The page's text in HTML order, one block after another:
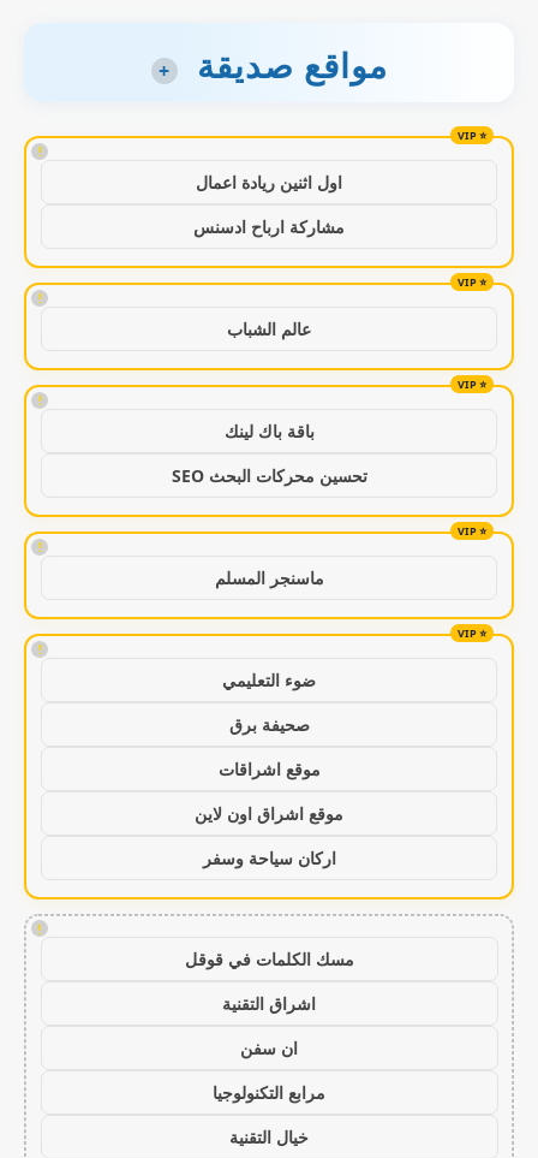
مواقع صديقة +
!
اول اثنين ريادة اعمال
مشاركة ارباح ادسنس
!
عالم الشباب
!
باقة باك لينك
تحسين محركات البحث SEO
!
ماسنجر المسلم
!
ضوء التعليمي
صحيفة برق
موقع اشراقات
موقع اشراق اون لاين
اركان سياحة وسفر
!
مسك الكلمات في قوقل
اشراق التقنية
ان سفن
مرابع التكنولوجيا
خيال التقنية